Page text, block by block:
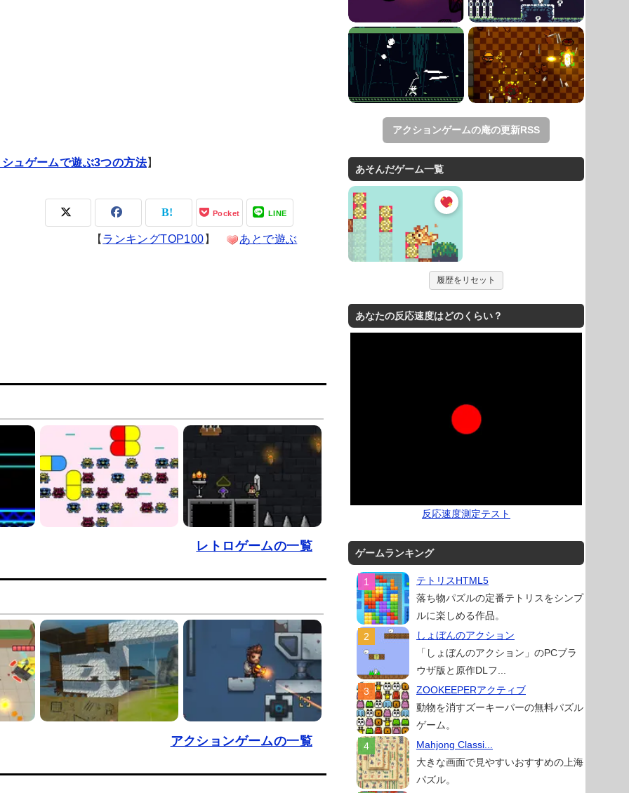
ュゲームで遊ぶ3つの方法】
Pocket LINE
【 ランキングTOP100 】 あとで遊ぶ
レトロゲームの一覧
アクションゲームの一覧
アクションゲームの庵の更新RSS
あそんだゲーム一覧
履歴をリセット
あなたの反応速度はどのくらい？
反応速度測定テスト
ゲームランキング
テトリスHTML5
落ち物パズルの定番テトリスをシンプ
ルに楽しめる作品。
しょぼんのアクション
「しょぼんのアクション」のPCブラ
ウザ版と原作DLフ...
ZOOKEEPERアクティブ
動物を消すズーキーパーの無料パズル
ゲーム。
Mahjong Classi...
大きな画面で見やすいおすすめの上海
パズル。